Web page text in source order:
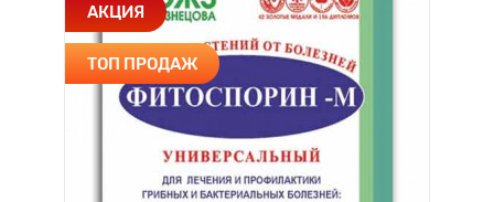
АКЦИЯ
ТОП ПРОДАЖ